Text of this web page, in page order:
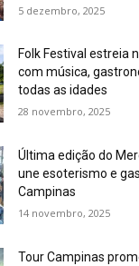
5 dezembro, 2025
Folk Festival estreia
com música,
todas as idades
28 novembro, 2025
Última edição do
une esoterismo e
Campinas
14 novembro, 2025
Tour Campinas